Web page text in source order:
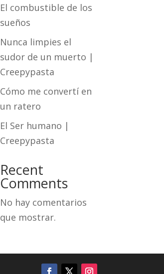
El combustible de los
sueños
Nunca limpies el
sudor de un muerto |
Creepypasta
Cómo me convertí en
un ratero
El Ser humano |
Creepypasta
Recent
Comments
No hay comentarios
que mostrar.